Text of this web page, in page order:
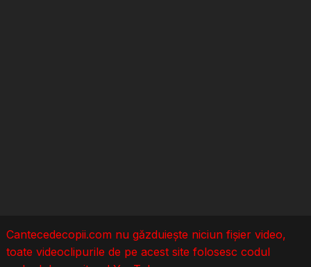
Cantecedecopii.com nu găzduieşte niciun fișier video,
toate videoclipurile de pe acest site folosesc codul